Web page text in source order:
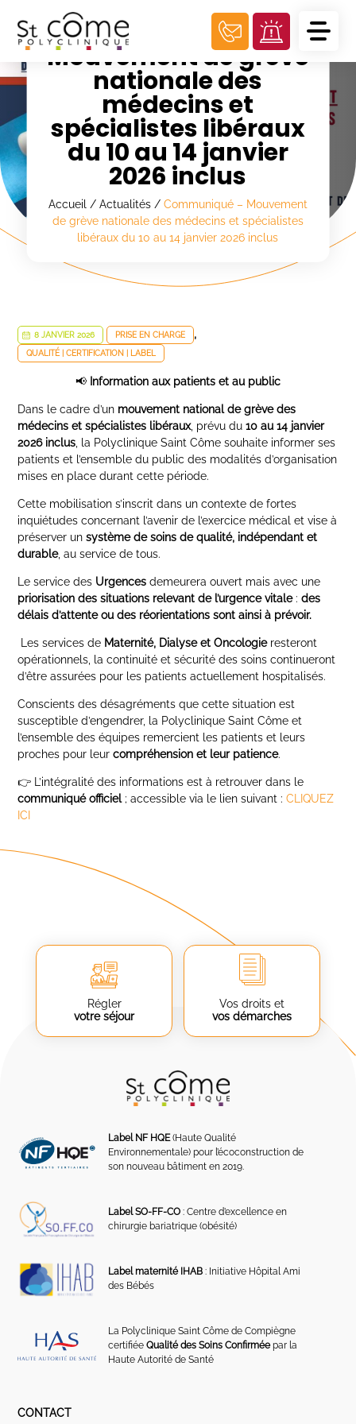
Communiqué –
Mouvement de grève
nationale des
médecins et
spécialistes libéraux
du 10 au 14 janvier
2026 inclus
Accueil / Actualités/ Communiqué – Mouvement
de grève nationale des médecins et spécialistes
libéraux du 10 au 14 janvier 2026 inclus
8 JANVIER 2026 PRISE EN CHARGE ,
QUALITÉ | CERTIFICATION | LABEL
📢 Information aux patients et au public
Dans le cadre d’un mouvement national de grève des
médecins et spécialistes libéraux, prévu du10 au 14 janvier
2026 inclus , la Polyclinique Saint Côme souhaite informer ses
patients et l’ensemble du public des modalités d’organisation
mises en place durant cette période.
Cette mobilisation s’inscrit dans un contexte de fortes
inquiétudes concernant l’avenir de l’exercice médical et vise à
préserver unsystème de soins de qualité, indépendant et
durable, au service de tous.
Le service des Urgencesdemeurera ouvert mais avec une
priorisation des situations relevant de l’urgence vitale: des
délais d’attente ou des réorientations sont ainsi à prévoir.
Les services de Maternité, Dialyse et Oncologieresteront
opérationnels, la continuité et sécurité des soins continueront
d’être assurées pour les patients actuellement hospitalisés.
Conscients des désagréments que cette situation est
susceptible d’engendrer, la Polyclinique Saint Côme et
l’ensemble des équipes remercient les patients et leurs
proches pour leurcompréhension et leur patience.
👉 L’intégralité des informations est à retrouver dans le
communiqué officiel; accessible via le lien suivant :CLIQUEZ
ICI
Régler
votre séjour
Vos droits et
vos démarches
Label NF HQE(Haute Qualité
Environnementale) pour l’écoconstruction de
son nouveau bâtiment en 2019.
Label SO-FF-CO : Centre d’excellence en
chirurgie bariatrique (obésité)
Label maternité IHAB : Initiative Hôpital Ami
des Bébés
La Polyclinique Saint Côme de Compiègne
certifiéeQualité des Soins Confirméepar la
Haute Autorité de Santé
CONTACT